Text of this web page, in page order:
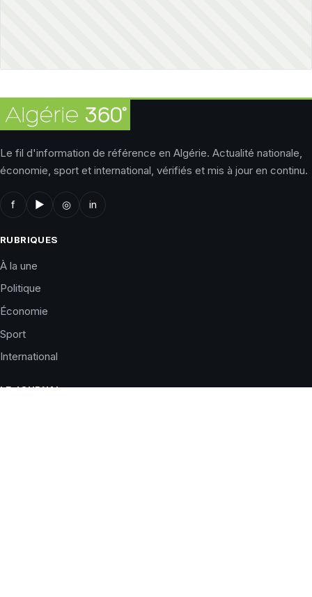
Le fil d'information de référence en Algérie. Actualité nationale,
économie, sport et international, vérifiés et mis à jour en continu.
f ▶ ◎ in
RUBRIQUES
À la une
Politique
Économie
Sport
International
LE JOURNAL